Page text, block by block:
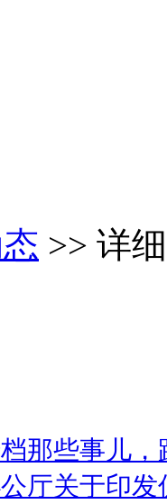
>> 详
那些事儿，
厅关于印发